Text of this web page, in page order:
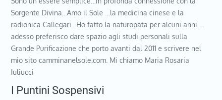
Sorgente Divina…Amo il Sole …la medicina cinese e la
radionica Callegari…Ho fatto la naturopata per alcuni anni …
adesso preferisco dare spazio agli studi personali sulla
Grande Purificazione che porto avanti dal 2011 e scrivere nel
mio sito camminanelsole.com. Mi chiamo Maria Rosaria
Iuliucci
I Puntini Sospensivi